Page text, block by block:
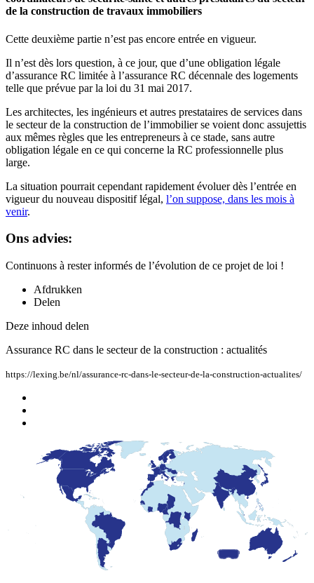
de la construction de travaux immobiliers
Cette deuxième partie n’est pas encore entrée en vigueur.
Il n’est dès lors question, à ce jour, que d’une obligation légale
d’assurance RC limitée à l’assurance RC décennale des logements
telle que prévue par la loi du 31 mai 2017.
Les architectes, les ingénieurs et autres prestataires de services dans
le secteur de la construction de l’immobilier se voient donc assujettis
aux mêmes règles que les entrepreneurs à ce stade, sans autre
obligation légale en ce qui concerne la RC professionnelle plus
large.
La situation pourrait cependant rapidement évoluer dès l’entrée en
vigueur du nouveau dispositif légal, l’on suppose, dans les mois à
venir.
Ons advies:
Continuons à rester informés de l’évolution de ce projet de loi !
Afdrukken
Delen
Deze inhoud delen
Assurance RC dans le secteur de la construction : actualités
https://lexing.be/nl/assurance-rc-dans-le-secteur-de-la-construction-actualites/